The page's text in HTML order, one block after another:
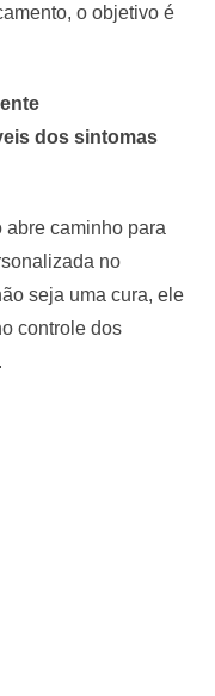
o objetivo é
dos sintomas
abre caminho para
no
seja uma cura, ele
controle dos